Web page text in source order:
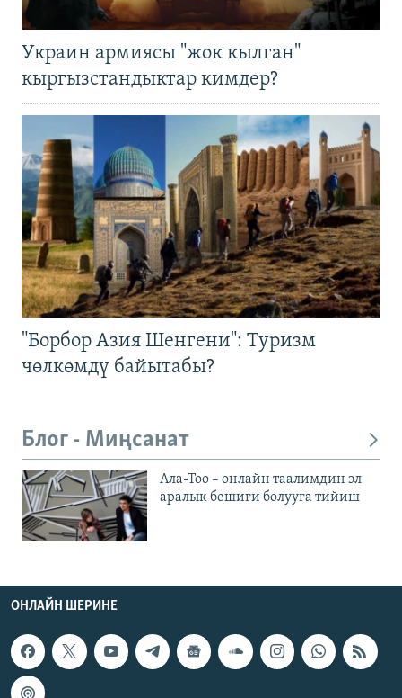
Украин армиясы "жок кылган"
кыргызстандыктар кимдер?
"Борбор Азия Шенгени": Туризм
чөлкөмдү байытабы?
Блог - Миңсанат
Ала-Тоо – онлайн таалимдин эл
аралык бешиги болууга тийиш
ОНЛАЙН ШЕРИНЕ